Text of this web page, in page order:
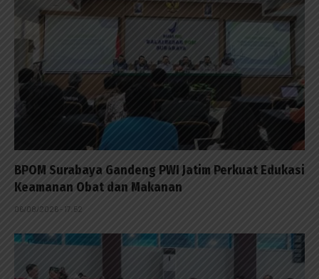
BPOM Surabaya Gandeng PWI Jatim Perkuat Edukasi
Keamanan Obat dan Makanan
06/08/2026 - 17:52